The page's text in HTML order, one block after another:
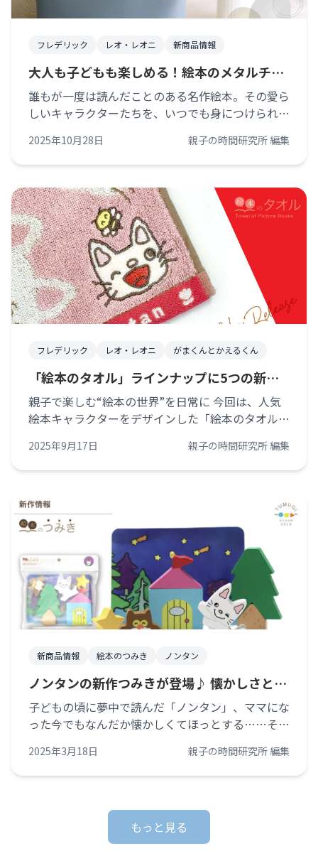
フレデリック レオ・レオニ 新商品情報
大人も子どもも楽しめる！絵本のメタルチャ
ームで日常に癒しをプラス
誰もが一度は読んだことのある名作絵本。その愛ら
しいキャラクターたちを、いつでも身につけられる
ファスナー、鍵などに付けるだけで、日常に小さな
癒しと楽しさをプラスしてくれます。 [&hellip;]
2025年10月28日 親子の時間研究所 編集
フレデリック レオ・レオニ がまくんとかえるくん
「絵本のタオル」ラインナップに5つの新作
が仲間入り！！
親子で楽しむ“絵本の世界”を日常に 今回は、人気
絵本キャラクターをデザインした「絵本のタオル」
なく、プレゼントにも最適な、心を動かすアイテム
ばかりです。 朝の忙しい時間、お子 [&hellip;]
2025年9月17日 親子の時間研究所 編集
新商品情報 絵本のつみき ノンタン
ノンタンの新作つみきが登場♪ 懐かしさとワ
クワクを親子で楽しもう
子どもの頃に夢中で読んだ「ノンタン」、ママにな
った今でもなんだか懐かしくてほっとする……そん
した！！人気の「絵本のつみき」シリーズですが、
永らくお届けできなかった新作がやっと [&hellip;]
2025年3月18日 親子の時間研究所 編集
もっと見る